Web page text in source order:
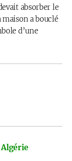
absorber le
a bouclé
d’une